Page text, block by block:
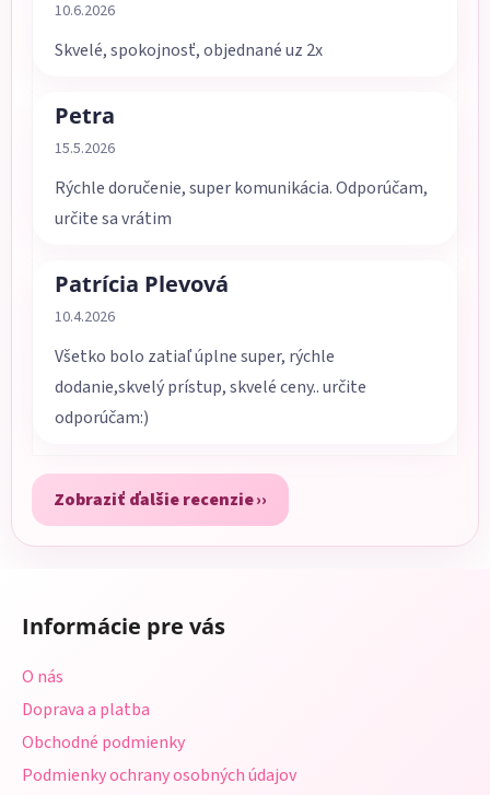
Hodnotenie obchodu je 5 z 5 hviezdičiek.
10.6.2026
Skvelé, spokojnosť, objednané uz 2x
Petra
Hodnotenie obchodu je 5 z 5 hviezdičiek.
15.5.2026
Rýchle doručenie, super komunikácia. Odporúčam,
určite sa vrátim
Patrícia Plevová
Hodnotenie obchodu je 5 z 5 hviezdičiek.
10.4.2026
Všetko bolo zatiaľ úplne super, rýchle
dodanie,skvelý prístup, skvelé ceny.. určite
odporúčam:)
Zobraziť ďalšie recenzie
Informácie pre vás
O nás
Doprava a platba
Obchodné podmienky
Podmienky ochrany osobných údajov